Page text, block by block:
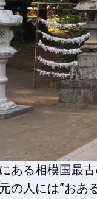
ある相模国最
の人には”おあ